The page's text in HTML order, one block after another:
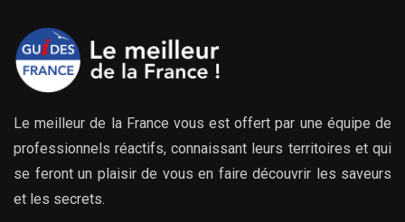
Le meilleur de la France vous est offert par une équipe de
professionnels réactifs, connaissant leurs territoires et qui
se feront un plaisir de vous en faire découvrir les saveurs
et les secrets.